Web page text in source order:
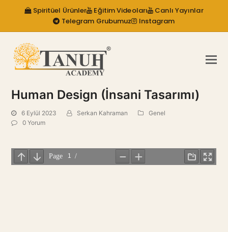
Spiritüel Ürünler Eğitim Videoları
Canlı Yayınlar
Telegram Grubumuz
Instagram
Human Design (İnsani Tasarımı)
6 Eylül 2023 Serkan Kahraman
Genel
0 Yorum